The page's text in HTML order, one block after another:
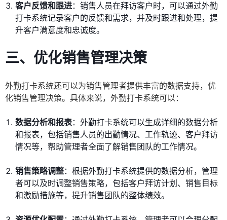
客户反馈和跟进：销售人员在拜访客户时，可以通过外勤
打卡系统记录客户的反馈和需求，并及时跟进和处理，提
升客户满意度和忠诚度。
三、优化销售管理决策
外勤打卡系统还可以为销售管理者提供丰富的数据支持，优
化销售管理决策。具体来说，外勤打卡系统可以：
数据分析和报表：外勤打卡系统可以生成详细的数据分析
和报表，包括销售人员的出勤情况、工作轨迹、客户拜访
情况等，帮助管理者全面了解销售团队的工作情况。
销售策略调整：根据外勤打卡系统提供的数据分析，管理
者可以及时调整销售策略，包括客户拜访计划、销售目标
和激励措施等，提升销售团队的整体绩效。